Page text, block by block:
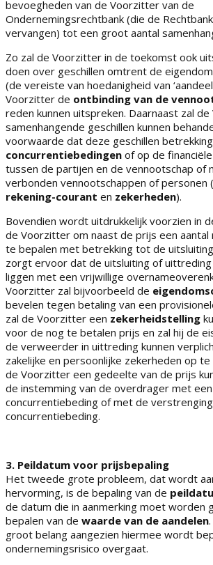
bevoegheden van de Voorzitter van de
Ondernemingsrechtbank (die de
vervangen) tot een groot aantal
Zo zal de Voorzitter in de toekomst ook
doen over geschillen omtrent de
(de vereiste van hoedanigheid van
Voorzitter de ontbinding van de
reden kunnen uitspreken. Daarnaast zal
samenhangende geschillen kunnen
voorwaarde dat deze geschillen
concurrentiebedingen of op de
tussen de partijen en de vennootschap of
verbonden vennootschappen of personen
rekening-courant en zekerheden).
Bovendien wordt uitdrukkelijk voorzien in
de Voorzitter om naast de prijs een aantal
te bepalen met betrekking tot de
zorgt ervoor dat de uitsluiting of uittreding
liggen met een vrijwillige
Voorzitter zal bijvoorbeeld de
bevelen tegen betaling van een
zal de Voorzitter een zekerheidstelling
voor de nog te betalen prijs en zal hij de
de verweerder in uittreding kunnen
zakelijke en persoonlijke zekerheden op
de Voorzitter een gedeelte van de prijs
de instemming van de overdrager met
concurrentiebeding of met de
concurrentiebeding.
3. Peildatum voor prijsbepaling
Het tweede grote probleem, dat wordt
hervorming, is de bepaling van de
de datum die in aanmerking moet worden
bepalen van de waarde van de aandelen
groot belang aangezien hiermee wordt
ondernemingsrisico overgaat.